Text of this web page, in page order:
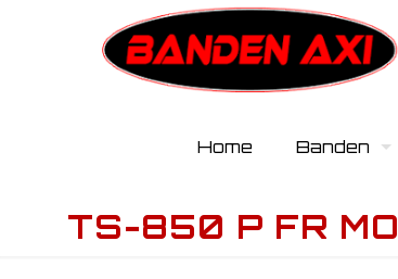
Home Banden
TS-850 P FR MO